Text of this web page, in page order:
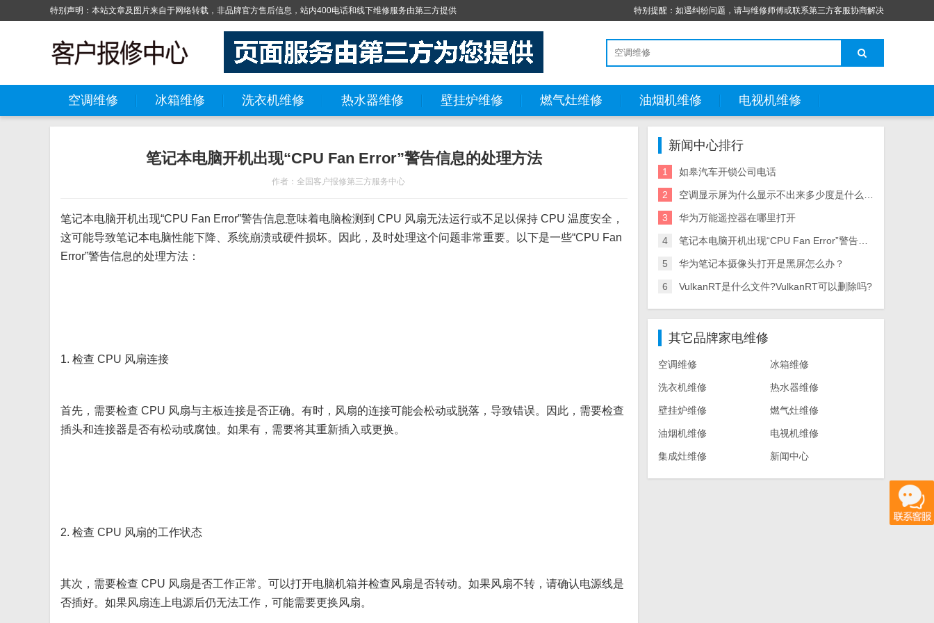
特别提醒：如遇纠纷问题，请与维修师傅或联系第三方客服协商解决
特别声明：本站文章及图片来自于网络转载，非品牌官方售后信息，站内400电话和线下维修服务由第三方提供
空调维修 冰箱维修 洗衣机维修 热水器维修 壁挂炉维修 燃气灶维修 油烟机维修 电视机维修
笔记本电脑开机出现“CPU Fan Error”警告信息的处理方法
作者：全国客户报修第三方服务中心
笔记本电脑开机出现“CPU Fan Error”警告信息意味着电脑检测到 CPU 风扇无法运行或不足以保持 CPU 温度安全，
这可能导致笔记本电脑性能下降、系统崩溃或硬件损坏。因此，及时处理这个问题非常重要。以下是一些“CPU Fan
Error”警告信息的处理方法：
1. 检查 CPU 风扇连接
首先，需要检查 CPU 风扇与主板连接是否正确。有时，风扇的连接可能会松动或脱落，导致错误。因此，需要检查
插头和连接器是否有松动或腐蚀。如果有，需要将其重新插入或更换。
2. 检查 CPU 风扇的工作状态
其次，需要检查 CPU 风扇是否工作正常。可以打开电脑机箱并检查风扇是否转动。如果风扇不转，请确认电源线是
否插好。如果风扇连上电源后仍无法工作，可能需要更换风扇。
新闻中心排行
1 如皋汽车开锁公司电话
2 空调显示屏为什么显示不出来多少度是什么原因
3 华为万能遥控器在哪里打开
4 笔记本电脑开机出现“CPU Fan Error”警告信息的处理方法
5 华为笔记本摄像头打开是黑屏怎么办？
6 VulkanRT是什么文件?VulkanRT可以删除吗?
其它品牌家电维修
空调维修 冰箱维修
洗衣机维修 热水器维修
壁挂炉维修 燃气灶维修
油烟机维修 电视机维修
集成灶维修 新闻中心